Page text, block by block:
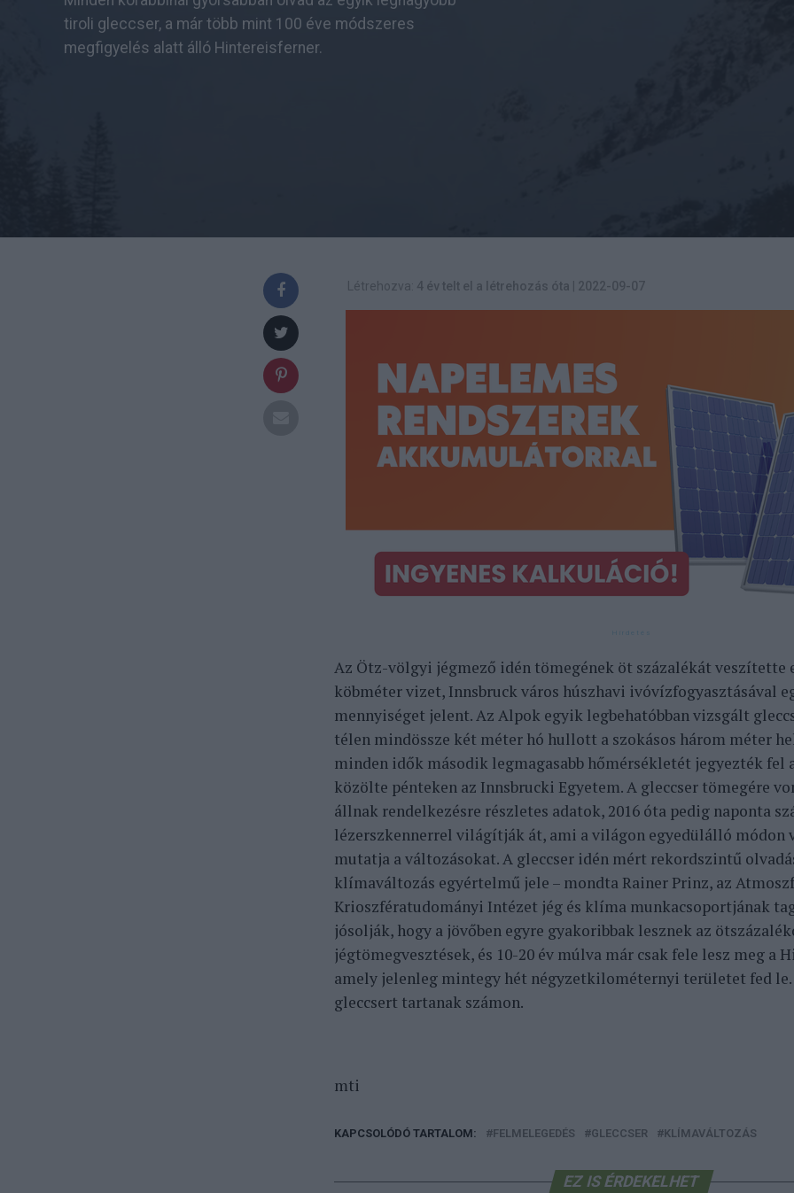
tiroli gleccser, a már több mint 100 éve módszeres
megfigyelés alatt álló Hintereisferner.
Létrehozva: 4 év telt el a létrehozás óta 2022-09-07
Az Ötz-völgyi jégmező idén tömegének öt százalékát
köbméter vizet, Innsbruck város húszhavi ivóvízfogyasztásával
mennyiséget jelent. Az Alpok egyik legbehatóbban vizsgált
télen mindössze két méter hó hullott a szokásos három méter
minden idők második legmagasabb hőmérsékletét jegyezték fel
közölte pénteken az Innsbrucki Egyetem. A gleccser tömegére
állnak rendelkezésre részletes adatok, 2016 óta pedig naponta
lézerszkennerrel világítják át, ami a világon egyedülálló módon
mutatja a változásokat.A gleccser idén mért rekordszintű
klímaváltozás egyértelmű jele – mondta Rainer Prinz, az
Krioszfératudományi Intézet jég és klíma munkacsoportjának
jósolják, hogy a jövőben egyre gyakoribbak lesznek az
jégtömegvesztések, és 10-20 év múlva már csak fele lesz meg a
amely jelenleg mintegy hét négyzetkilométernyi területet fed le.
gleccsert tartanak számon.
mti
KAPCSOLÓDÓ TARTALOM: FELMELEGEDÉS GLECCSER KLÍMAVÁLTOZÁS
EZ IS ÉRDEKELHET